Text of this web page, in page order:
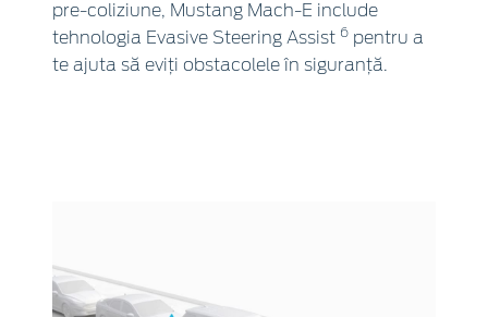
pre-coliziune, Mustang Mach-E include
tehnologia Evasive Steering Assist 6 pentru a
te ajuta să eviți obstacolele în siguranță.